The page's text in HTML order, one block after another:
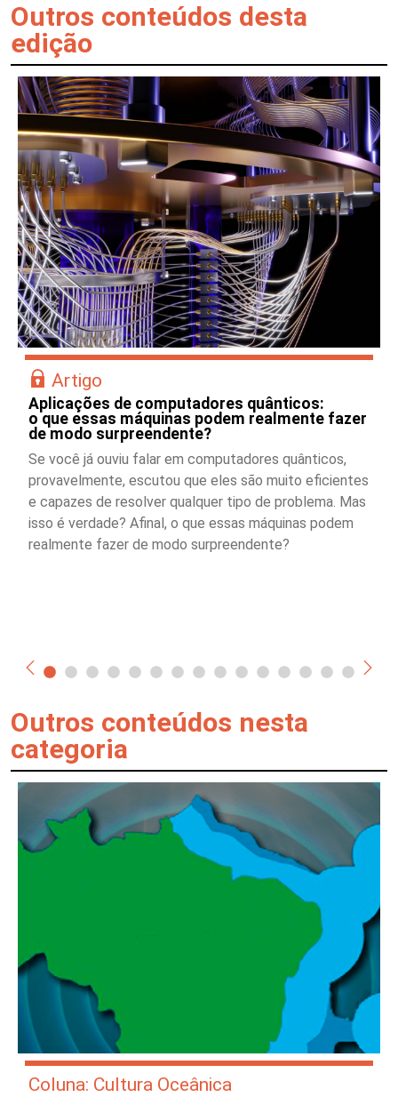
Outros conteúdos desta
edição
Artigo
Aplicações de computadores quânticos:
o que essas máquinas podem realmente fazer
de modo surpreendente?
Se você já ouviu falar em computadores quânticos,
provavelmente, escutou que eles são muito eficientes
e capazes de resolver qualquer tipo de problema. Mas
isso é verdade? Afinal, o que essas máquinas podem
realmente fazer de modo surpreendente?
Outros conteúdos nesta
categoria
Coluna: Cultura Oceânica